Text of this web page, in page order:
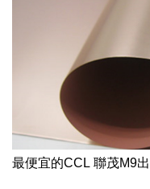
最便宜的CCL 聯茂M9